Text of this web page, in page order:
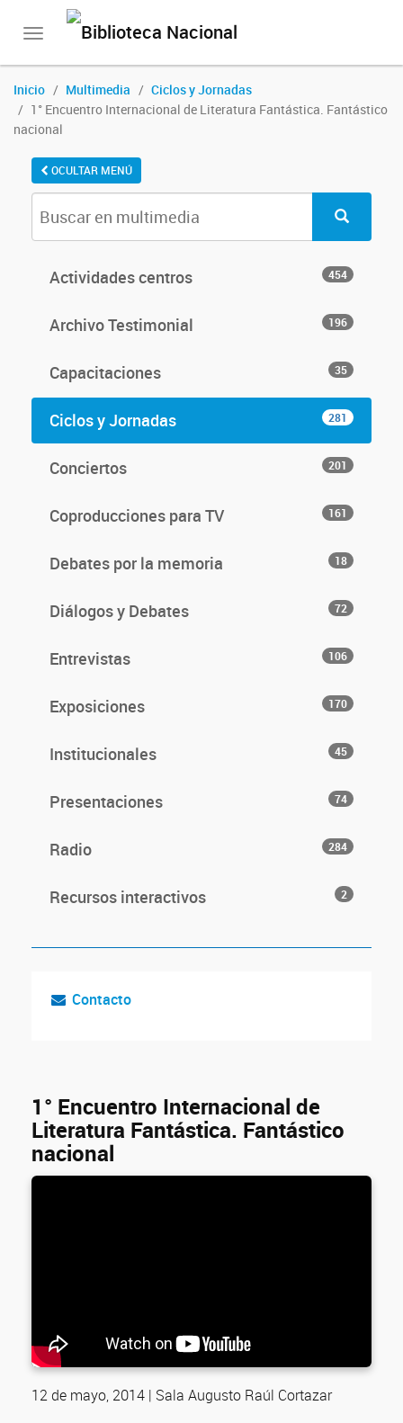
Toggle
Inicio Multimedia
Ciclos y Jornadas
1° Encuentro Internacional de Literatura Fantástica. Fantástico
nacional
OCULTAR MENÚ
Actividades centros 454
Archivo Testimonial 196
Capacitaciones 35
Ciclos y Jornadas 281
Conciertos 201
Coproducciones para TV 161
Debates por la memoria 18
Diálogos y Debates 72
Entrevistas 106
Exposiciones 170
Institucionales 45
Presentaciones 74
Radio 284
Recursos interactivos 2
Contacto
1° Encuentro Internacional de
Literatura Fantástica. Fantástico
nacional
12 de mayo, 2014 | Sala Augusto Raúl Cortazar